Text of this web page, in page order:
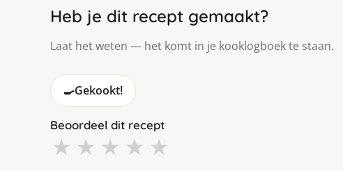
Heb je dit recept gemaakt?
Laat het weten — het komt in je kooklogboek te staan.
🍳Gekookt!
Beoordeel dit recept
★ ★ ★ ★ ★